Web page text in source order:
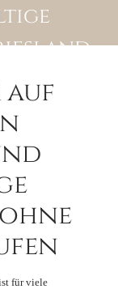
für viele